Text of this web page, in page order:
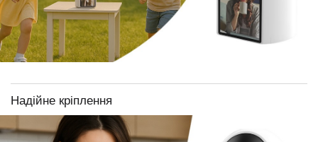
Надійне кріплення